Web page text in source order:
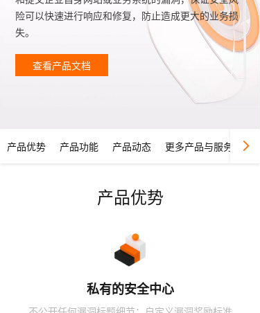
险可以快速进行响应和修复，防止造成更大的业务损
失。
查看产品文档
产品优势 产品功能 产品动态 更多产品与服务 文
产品优势
私有的安全中心